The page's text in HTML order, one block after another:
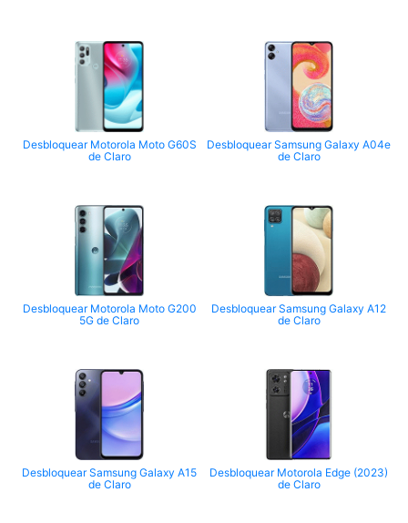
Desbloquear Motorola Moto G60S
de Claro
Desbloquear Samsung Galaxy A04e
de Claro
Desbloquear Motorola Moto G200
5G de Claro
Desbloquear Samsung Galaxy A12
de Claro
Desbloquear Samsung Galaxy A15
de Claro
Desbloquear Motorola Edge (2023)
de Claro